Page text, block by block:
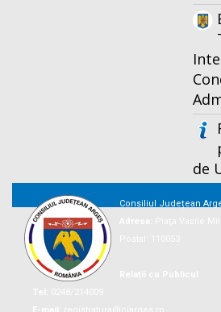
de
Consiliul Județean